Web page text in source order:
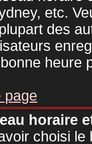
etc.
des
heure
page
horaire
choisi